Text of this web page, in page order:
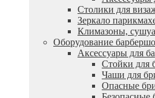
Столики для
Зеркало
Климазоны,
Оборудование
Аксессуары для
Стойки для
Чаши для
Опасные